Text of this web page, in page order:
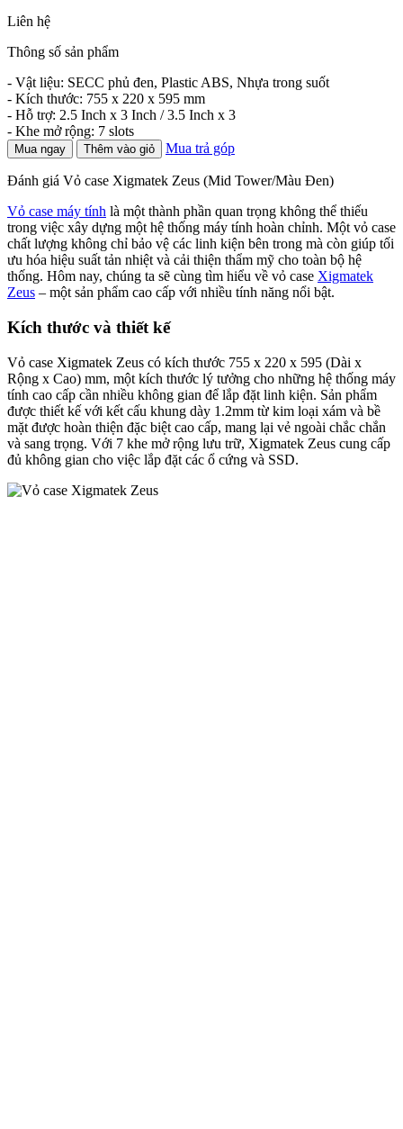
Liên hệ
Thông số sản phẩm
- Vật liệu: SECC phủ đen, Plastic ABS, Nhựa trong suốt
- Kích thước: 755 x 220 x 595 mm
- Hỗ trợ: 2.5 Inch x 3 Inch / 3.5 Inch x 3
- Khe mở rộng: 7 slots
Mua ngay Thêm vào giỏ Mua trả góp
Đánh giá Vỏ case Xigmatek Zeus (Mid Tower/Màu Đen)
Vỏ case máy tính là một thành phần quan trọng không thể thiếu
trong việc xây dựng một hệ thống máy tính hoàn chỉnh. Một vỏ case
chất lượng không chỉ bảo vệ các linh kiện bên trong mà còn giúp tối
ưu hóa hiệu suất tản nhiệt và cải thiện thẩm mỹ cho toàn bộ hệ
thống. Hôm nay, chúng ta sẽ cùng tìm hiểu về vỏ case Xigmatek
Zeus – một sản phẩm cao cấp với nhiều tính năng nổi bật.
Kích thước và thiết kế
Vỏ case Xigmatek Zeus có kích thước 755 x 220 x 595 (Dài x
Rộng x Cao) mm, một kích thước lý tưởng cho những hệ thống máy
tính cao cấp cần nhiều không gian để lắp đặt linh kiện. Sản phẩm
được thiết kế với kết cấu khung dày 1.2mm từ kim loại xám và bề
mặt được hoàn thiện đặc biệt cao cấp, mang lại vẻ ngoài chắc chắn
và sang trọng. Với 7 khe mở rộng lưu trữ, Xigmatek Zeus cung cấp
đủ không gian cho việc lắp đặt các ổ cứng và SSD.